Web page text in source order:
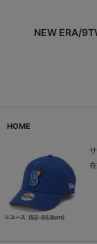
NEW ERA/
HOME